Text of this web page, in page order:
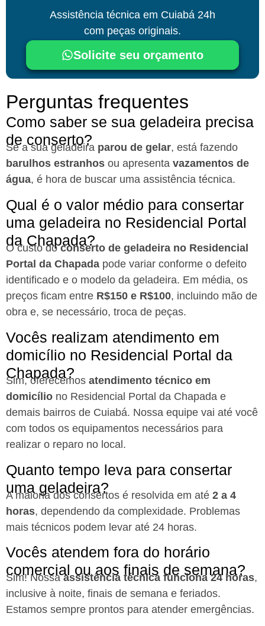
Assistência técnica em Cuiabá 24h
com peças originais.
Solicite seu orçamento
Perguntas frequentes
Como saber se sua geladeira precisa
de conserto?
Se a sua geladeira parou de gelar, está fazendo
barulhos estranhos ou apresenta vazamentos de
água, é hora de buscar uma assistência técnica.
Qual é o valor médio para consertar
uma geladeira no Residencial Portal
da Chapada?
O custo doconserto de geladeira no Residencial
Portal da Chapada pode variar conforme o defeito
identificado e o modelo da geladeira. Em média, os
preços ficam entre R$150 e R$100, incluindo mão de
obra e, se necessário, troca de peças.
Vocês realizam atendimento em
domicílio no Residencial Portal da
Chapada?
Sim, oferecemos atendimento técnico em
domicílio no Residencial Portal da Chapada e
demais bairros de Cuiabá. Nossa equipe vai até você
com todos os equipamentos necessários para
realizar o reparo no local.
Quanto tempo leva para consertar
uma geladeira?
A maioria dos consertos é resolvida em até 2 a 4
horas, dependendo da complexidade. Problemas
mais técnicos podem levar até 24 horas.
Vocês atendem fora do horário
comercial ou aos finais de semana?
Sim! Nossaassistência técnica funciona 24 horas,
inclusive à noite, finais de semana e feriados.
Estamos sempre prontos para atender emergências.